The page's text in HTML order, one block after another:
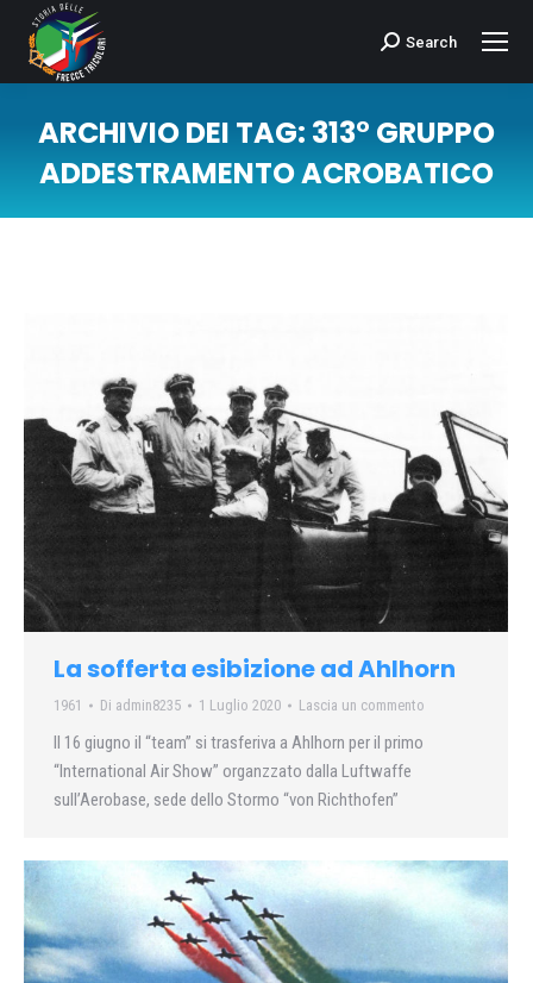
Cerca:Search
ARCHIVIO DEI TAG: 313° GRUPPO
ADDESTRAMENTO ACROBATICO
La sofferta esibizione ad Ahlhorn
1961 Di admin8235 1 Luglio 2020 Lascia un commento
Il 16 giugno il “team” si trasferiva a Ahlhorn per il primo
“International Air Show” organzzato dalla Luftwaffe
sull’Aerobase, sede dello Stormo “von Richthofen”